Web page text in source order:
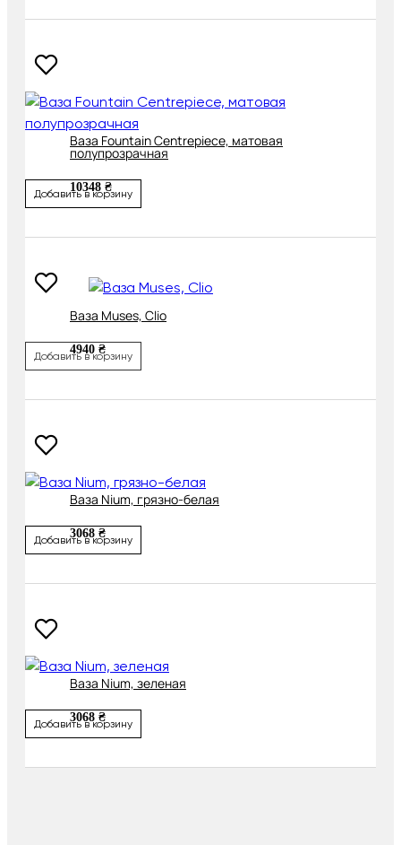
Ваза Fountain Centrepiece, матовая
полупрозрачная
10348 ₴
Добавить в корзину
Ваза Muses, Clio
4940 ₴
Добавить в корзину
Ваза Nium, грязно-белая
3068 ₴
Добавить в корзину
Ваза Nium, зеленая
3068 ₴
Добавить в корзину